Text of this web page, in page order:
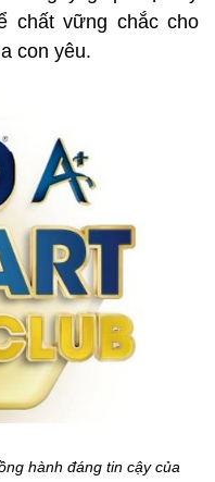
chất vững chắc cho
con yêu.
hành đáng tin cậy của